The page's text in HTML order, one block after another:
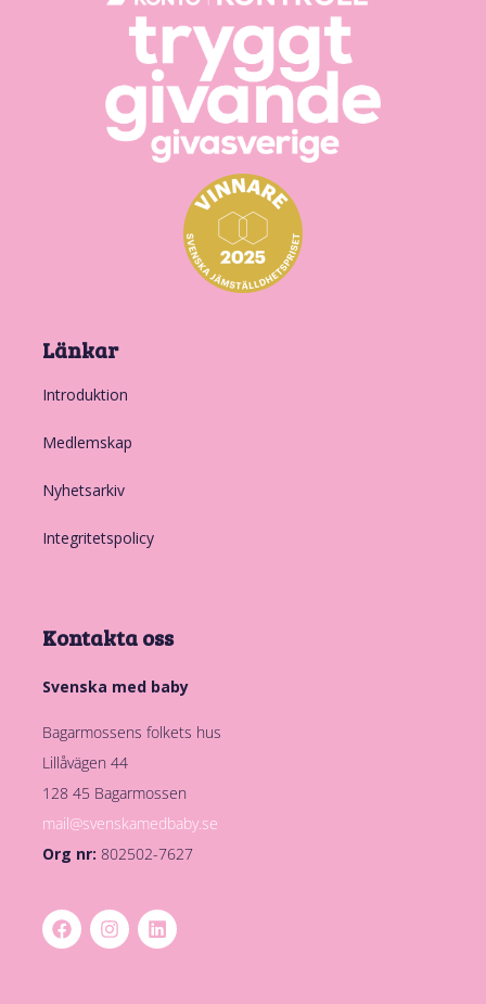
Länkar
Introduktion
Medlemskap
Nyhetsarkiv
Integritetspolicy
Kontakta oss
Svenska med baby
Bagarmossens folkets hus
Lillåvägen 44
128 45 Bagarmossen
mail@svenskamedbaby.se
Org nr: 802502-7627